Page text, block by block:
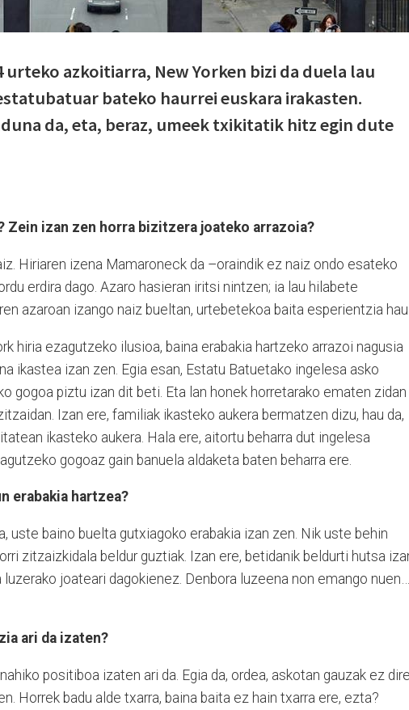
urteko azkoitiarra, New Yorken bizi da duela lau
bateko haurrei euskara irakasten.
da, eta, beraz, umeek txikitatik hitz egin dute
Zein izan zen horra bizitzera joateko arrazoia?
Hiriaren izena Mamaroneck da –oraindik ez naiz ondo esateko
erdira dago. Azaro hasieran iritsi nintzen; ia lau hilabete
azaroan izango naiz bueltan, urtebetekoa baita esperientzia hau.
hiria ezagutzeko ilusioa, baina erabakia hartzeko arrazoi nagusia
ikastea izan zen. Egia esan, Estatu Batuetako ingelesa asko
gogoa piztu izan dit beti. Eta lan honek horretarako ematen zidan
Izan ere, familiak ikasteko aukera bermatzen dizu, hau da,
ikasteko aukera. Hala ere, aitortu beharra dut ingelesa
gogoaz gain banuela aldaketa baten beharra ere.
erabakia hartzea?
uste baino buelta gutxiagoko erabakia izan zen. Nik uste behin
zitzaizkidala beldur guztiak. Izan ere, betidanik beldurti hutsa
joateari dagokienez. Denbora luzeena non emango nuen…
ari da izaten?
positiboa izaten ari da. Egia da, ordea, askotan gauzak ez
Horrek badu alde txarra, baina baita ez hain txarra ere, ezta?